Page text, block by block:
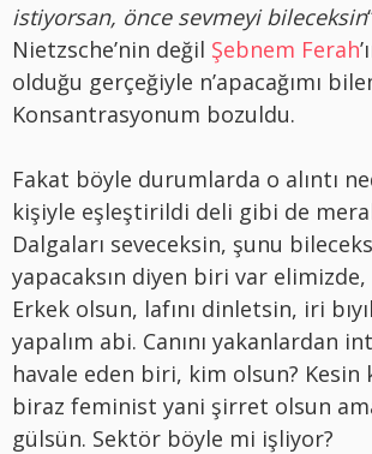
istiyorsan, önce sevmeyi bileceksin
Nietzsche’nin değil Şebnem Ferah
olduğu gerçeğiyle n’apacağımı
Konsantrasyonum bozuldu.
Fakat böyle durumlarda o alıntı
kişiyle eşleştirildi deli gibi de
Dalgaları seveceksin, şunu
yapacaksın diyen biri var
Erkek olsun, lafını dinletsin, iri
yapalım abi. Canını yakanlardan
havale eden biri, kim olsun? Kesin
biraz feminist yani şirret olsun
gülsün. Sektör böyle mi işliyor?